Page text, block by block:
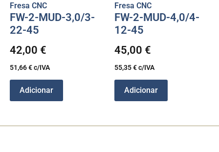
Fresa CNC
FW-2-MUD-3,0/3-
22-45
42,00 €
51,66€c/IVA
Adicionar
Fresa CNC
FW-2-MUD-4,0/4-
12-45
45,00 €
55,35€c/IVA
Adicionar